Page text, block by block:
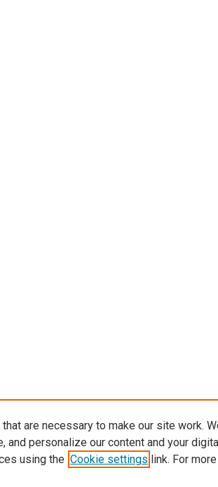
are necessary to make our site work.
and personalize our content and your
using the Cookie settings link. For